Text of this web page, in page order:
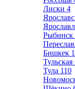
Лиски 4
Рыбинск
Бишкек
Тульская
Тула 110